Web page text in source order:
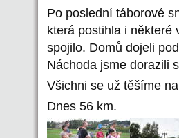
Po poslední táborové
která postihla i některé
spojilo. Domů dojeli
Náchoda jsme dorazili
Všichni se už těšíme
Dnes 56 km.